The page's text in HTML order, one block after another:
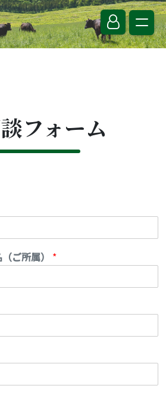
フォーム
ご所属） *